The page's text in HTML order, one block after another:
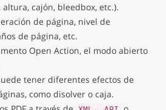
cajón, bleedbox, etc.).
de página, nivel de
de página, etc.
Open Action, el modo abierto
tener diferentes efectos de
como disolver o caja.